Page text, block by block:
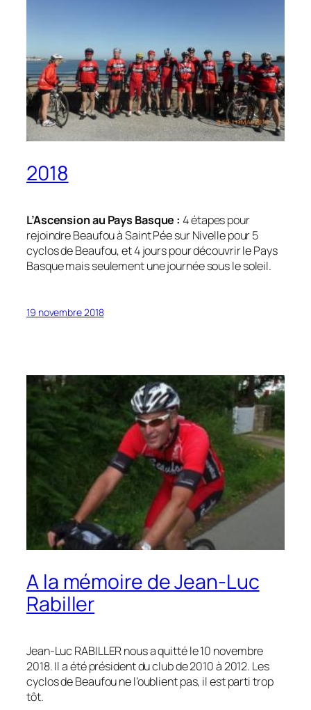
2018
L’Ascension au Pays Basque : 4 étapes pour
rejoindre Beaufou à Saint Pée sur Nivelle pour 5
cyclos de Beaufou, et 4 jours pour découvrir le Pays
Basque mais seulement une journée sous le soleil.
19 novembre 2018
A la mémoire de Jean-Luc
Rabiller
Jean-Luc RABILLER nous a quitté le 10 novembre
2018. Il a été président du club de 2010 à 2012. Les
cyclos de Beaufou ne l’oublient pas, il est parti trop
tôt.